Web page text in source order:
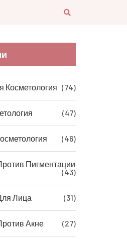
Косметология (74)
(47)
(46)
Пигментации
(43)
Лица (31)
Акне (27)